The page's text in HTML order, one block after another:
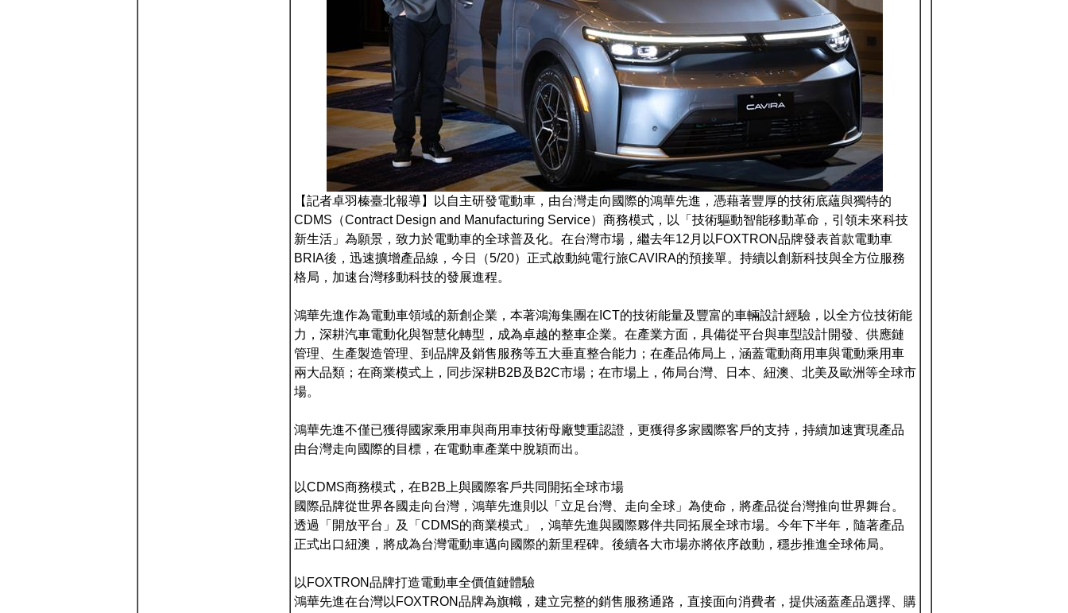
【記者卓羽榛臺北報導】以自主研發電動車，由台灣走向國際的鴻華先進，憑藉著豐厚的技術底蘊與獨特的
CDMS（Contract Design and Manufacturing Service）商務模式，以「技術驅動智能移動革命，引領未來科技
新生活」為願景，致力於電動車的全球普及化。在台灣市場，繼去年12月以FOXTRON品牌發表首款電動車
BRIA後，迅速擴增產品線，今日（5/20）正式啟動純電行旅CAVIRA的預接單。持續以創新科技與全方位服務
格局，加速台灣移動科技的發展進程。
鴻華先進作為電動車領域的新創企業，本著鴻海集團在ICT的技術能量及豐富的車輛設計經驗，以全方位技術能
力，深耕汽車電動化與智慧化轉型，成為卓越的整車企業。在產業方面，具備從平台與車型設計開發、供應鏈
管理、生產製造管理、到品牌及銷售服務等五大垂直整合能力；在產品佈局上，涵蓋電動商用車與電動乘用車
兩大品類；在商業模式上，同步深耕B2B及B2C市場；在市場上，佈局台灣、日本、紐澳、北美及歐洲等全球市
場。
鴻華先進不僅已獲得國家乘用車與商用車技術母廠雙重認證，更獲得多家國際客戶的支持，持續加速實現產品
由台灣走向國際的目標，在電動車產業中脫穎而出。
以CDMS商務模式，在B2B上與國際客戶共同開拓全球市場
國際品牌從世界各國走向台灣，鴻華先進則以「立足台灣、走向全球」為使命，將產品從台灣推向世界舞台。
透過「開放平台」及「CDMS的商業模式」，鴻華先進與國際夥伴共同拓展全球市場。今年下半年，隨著產品
正式出口紐澳，將成為台灣電動車邁向國際的新里程碑。後續各大市場亦將依序啟動，穩步推進全球佈局。
以FOXTRON品牌打造電動車全價值鏈體驗
鴻華先進在台灣以FOXTRON品牌為旗幟，建立完整的銷售服務通路，直接面向消費者，提供涵蓋產品選擇、購